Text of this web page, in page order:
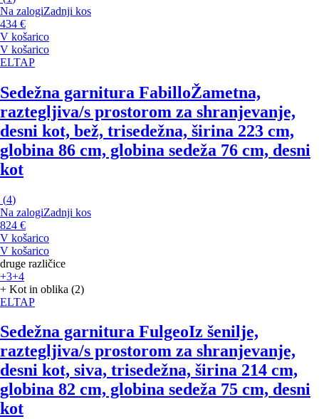
Na zalogiZadnji kos
434 €
V košarico
V košarico
ELTAP
Sedežna garnitura FabilloŽametna,
raztegljiva/s prostorom za shranjevanje,
desni kot, bež, trisedežna, širina 223 cm,
globina 86 cm, globina sedeža 76 cm, desni
kot
(4)
Na zalogiZadnji kos
824 €
V košarico
V košarico
druge različice
+3+4
+ Kot in oblika (2)
ELTAP
Sedežna garnitura FulgeoIz šenilje,
raztegljiva/s prostorom za shranjevanje,
desni kot, siva, trisedežna, širina 214 cm,
globina 82 cm, globina sedeža 75 cm, desni
kot